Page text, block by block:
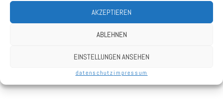
AKZEPTIEREN
ABLEHNEN
EINSTELLUNGEN ANSEHEN
datenschutzimpressum